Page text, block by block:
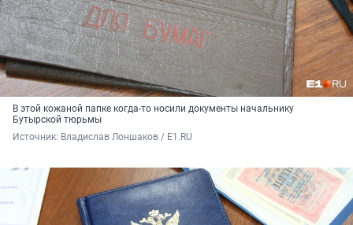
В этой кожаной папке когда-то носили документы начальнику
Бутырской тюрьмы
Источник: Владислав Лоншаков / E1.RU